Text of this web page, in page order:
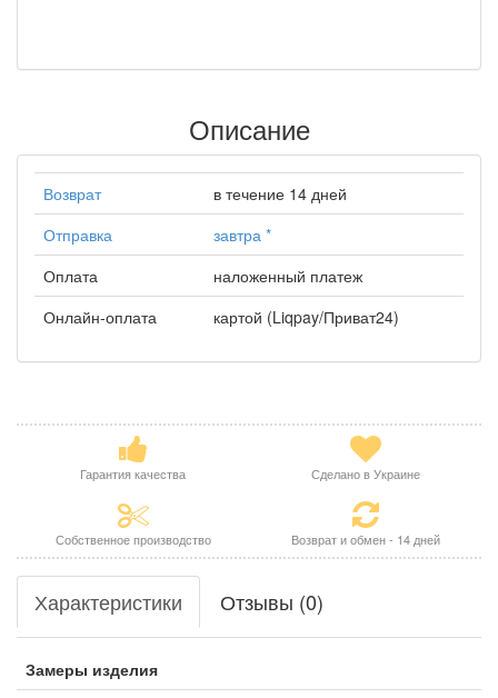
Описание
Возврат
в течение 14 дней
Отправка
завтра *
Оплата
наложенный платеж
Онлайн-оплата
картой (Liqpay/Приват24)
Гарантия качества Сделано в Украине
Собственное производство Возврат и обмен - 14 дней
Характеристики Отзывы (0)
Замеры изделия